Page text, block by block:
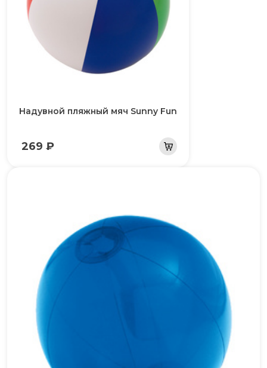
Надувной пляжный мяч Sunny Fun
269 ₽